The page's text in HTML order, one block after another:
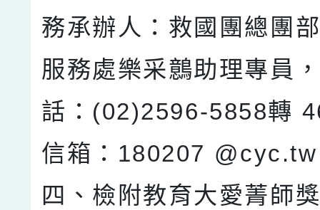
務承辦人：救國團總團
服務處樂采鷾助理專員
話：(02)2596-5858轉
信箱：180207
四、檢附教育大愛菁師